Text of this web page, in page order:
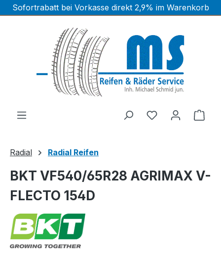
Zum Hauptinhalt springen
Sofortrabatt bei Vorkasse direkt 2,9% im Warenkorb
Radial Radial Reifen
BKT VF540/65R28 AGRIMAX V-
FLECTO 154D